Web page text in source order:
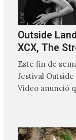
Outside
XCX, The
Este fin de
festival
Video anunció